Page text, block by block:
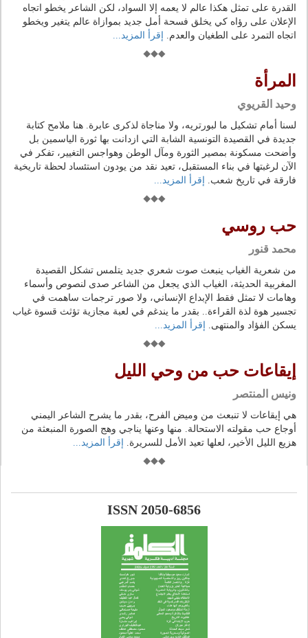
القدرة على تمثل هكذا عالم لا يعمه إلا السواد، لكن الشاعر يخطو اتجاه
الإعلان على رؤاه كي يخلق فسحة أمل جديد بموازاة عالم يتغير ويخطو
اتجاه التمرد على الطغيان والعدم.
إقرأ المزيد...
المرأة
وحيد القريوي
لسنا أمام تشكيل ما لبورتريه، ولا مناجاة لذكرى عابرة. هنا ملامح كتابة
جديدة في القصيدة التونسية الشابة التي ازدانت بها ثورة الياسمين بل
وأضحت مسكونة بمصير الثورة ومآل الوطن وهواجس التغيير، تفكر في
الآن لرغبتها في بناء المستقبل، تعيد نقد من يودون استئساد لحظة تاريخية
فارقة في تاريخ شعب.
إقرأ المزيد...
حب روسي
محمد قنور
من شعرية الغياب ينبعث صوت شعري جديد يتلمس تشكل القصيدة
المغربية الحديثة، الغياب الذي يجعل من الشاعر صدى لنصوص وأسماء
وهامات لا تمثل فقط الإبداع الإنساني، ولا صور ترجمات ساهمت في
تجسير هوة لذة القراءة.. بقدر ما يندغم في لعبة مجازية تؤثث قسوة غياب
يسكن الفؤاد والمنتهى.
إقرأ المزيد...
إيقاعات حب من وحي الليل
ونيس المنتصر
هي إيقاعات لا تنبعث من وميض الفرح، بقدر ما يشرح الشاعر اليمني
أوجاع حب مقولته الاستحالة. منها وعنها يناجي وهج الصورة المنبعثة من
هزيع الليل الأخير، لعلها تعيد الأمل للسريرة.
إقرأ المزيد...
ISSN 2050-6856